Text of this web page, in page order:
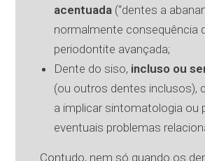
acentuada (“dentes a
normalmente consequência
periodontite avançada;
Dente do siso, incluso ou
(ou outros dentes inclusos),
a implicar sintomatologia ou
eventuais problemas
Contudo, nem só quando os